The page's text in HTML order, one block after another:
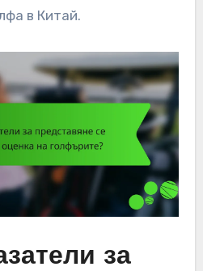
в Китай.
за